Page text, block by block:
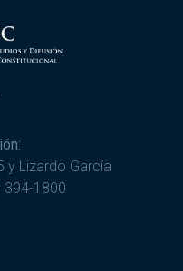
y Lizardo García
394-1800